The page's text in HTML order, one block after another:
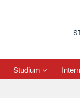
Studium